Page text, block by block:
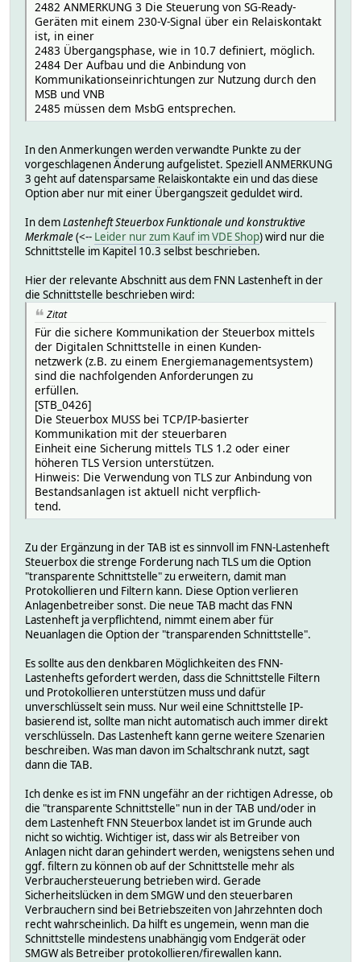
2482 ANMERKUNG 3 Die Steuerung von SG-Ready-
Geräten mit einem 230-V-Signal über ein Relaiskontakt
ist, in einer
2483 Übergangsphase, wie in 10.7 definiert, möglich.
2484 Der Aufbau und die Anbindung von
Kommunikationseinrichtungen zur Nutzung durch den
MSB und VNB
2485 müssen dem MsbG entsprechen.
In den Anmerkungen werden verwandte Punkte zu der
vorgeschlagenen Änderung aufgelistet. Speziell ANMERKUNG
3 geht auf datensparsame Relaiskontakte ein und das diese
Option aber nur mit einer Übergangszeit geduldet wird.
In demLastenheft Steuerbox Funktionale und konstruktive
Merkmale(<-- Leider nur zum Kauf im VDE Shop) wird nur die
Schnittstelle im Kapitel 10.3 selbst beschrieben.
Hier der relevante Abschnitt aus dem FNN Lastenheft in der
die Schnittstelle beschrieben wird:
Zitat
Für die sichere Kommunikation der Steuerbox mittels
der Digitalen Schnittstelle in einen Kunden-
netzwerk (z.B. zu einem Energiemanagementsystem)
sind die nachfolgenden Anforderungen zu
erfüllen.
[STB_0426]
Die Steuerbox MUSS bei TCP/IP-basierter
Kommunikation mit der steuerbaren
Einheit eine Sicherung mittels TLS 1.2 oder einer
höheren TLS Version unterstützen.
Hinweis: Die Verwendung von TLS zur Anbindung von
Bestandsanlagen ist aktuell nicht verpflich-
tend.
Zu der Ergänzung in der TAB ist es sinnvoll im FNN-Lastenheft
Steuerbox die strenge Forderung nach TLS um die Option
"transparente Schnittstelle" zu erweitern, damit man
Protokollieren und Filtern kann. Diese Option verlieren
Anlagenbetreiber sonst. Die neue TAB macht das FNN
Lastenheft ja verpflichtend, nimmt einem aber für
Neuanlagen die Option der "transparenden Schnittstelle".
Es sollte aus den denkbaren Möglichkeiten des FNN-
Lastenhefts gefordert werden, dass die Schnittstelle Filtern
und Protokollieren unterstützen muss und dafür
unverschlüsselt sein muss. Nur weil eine Schnittstelle IP-
basierend ist, sollte man nicht automatisch auch immer direkt
verschlüsseln. Das Lastenheft kann gerne weitere Szenarien
beschreiben. Was man davon im Schaltschrank nutzt, sagt
dann die TAB.
Ich denke es ist im FNN ungefähr an der richtigen Adresse, ob
die "transparente Schnittstelle" nun in der TAB und/oder in
dem Lastenheft FNN Steuerbox landet ist im Grunde auch
nicht so wichtig. Wichtiger ist, dass wir als Betreiber von
Anlagen nicht daran gehindert werden, wenigstens sehen und
ggf. filtern zu können ob auf der Schnittstelle mehr als
Verbrauchersteuerung betrieben wird. Gerade
Sicherheitslücken in dem SMGW und den steuerbaren
Verbrauchern sind bei Betriebszeiten von Jahrzehnten doch
recht wahrscheinlich. Da hilft es ungemein, wenn man die
Schnittstelle mindestens unabhängig vom Endgerät oder
SMGW als Betreiber protokollieren/firewallen kann.